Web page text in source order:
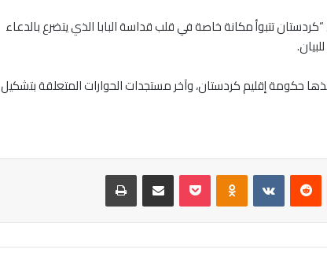
تتبوأ مكانة خاصة في قلب قداسة البابا الذي يتضرع بالدعاء
حكومة إقليم كردستان، وآخر مستجدات الحوارات المتعلقة بتشكيل
بينتيريست Odnoklassniki
‫Pocket مشاركة عبر البريد طباعة